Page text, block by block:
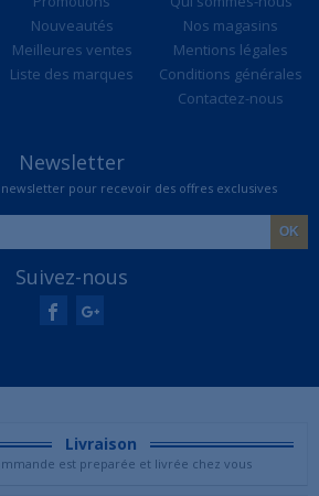
Nouveautés
Meilleures ventes
Liste des marques
Nos magasins
Mentions légales
Conditions générales
Contactez-nous
Newsletter
pour recevoir des offres exclusives
Suivez-nous
Livraison
est preparée et livrée chez vous